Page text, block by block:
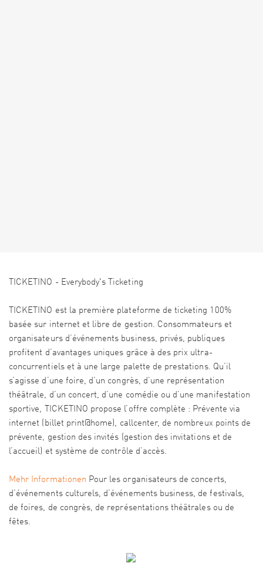
TICKETINO - Everybody's Ticketing
TICKETINO est la première plateforme de ticketing 100%
basée sur internet et libre de gestion. Consommateurs et
organisateurs d’événements business, privés, publiques
profitent d’avantages uniques grâce à des prix ultra-
concurrentiels et à une large palette de prestations. Qu’il
s’agisse d’une foire, d’un congrès, d’une représentation
théâtrale, d’un concert, d’une comédie ou d’une manifestation
sportive, TICKETINO propose l’offre complète : Prévente via
internet (billet print@home), callcenter, de nombreux points de
prévente, gestion des invités (gestion des invitations et de
l’accueil) et système de contrôle d’accès.
Mehr Informationen Pour les organisateurs de concerts,
d’événements culturels, d’événements business, de festivals,
de foires, de congrès, de représentations théâtrales ou de
fêtes.